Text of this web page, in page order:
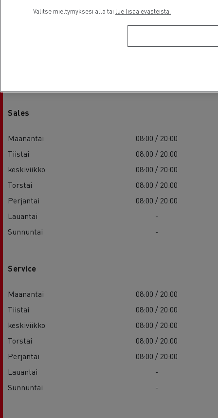
Sales
Maanantai
08:00 / 20:00
Tiistai
08:00 / 20:00
keskiviikko
08:00 / 20:00
Torstai
08:00 / 20:00
Perjantai
08:00 / 20:00
Lauantai
-
Sunnuntai
-
Service
Maanantai
08:00 / 20:00
Tiistai
08:00 / 20:00
keskiviikko
08:00 / 20:00
Torstai
08:00 / 20:00
Perjantai
08:00 / 20:00
Lauantai
-
Sunnuntai
-
Valitse mieltymyksesi alla tai lue lisää evästeistä.